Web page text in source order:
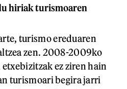
hiriak turismoaren
turismo ereduaren
zen. 2008-2009ko
ez ziren hain
turismoari begira jarri